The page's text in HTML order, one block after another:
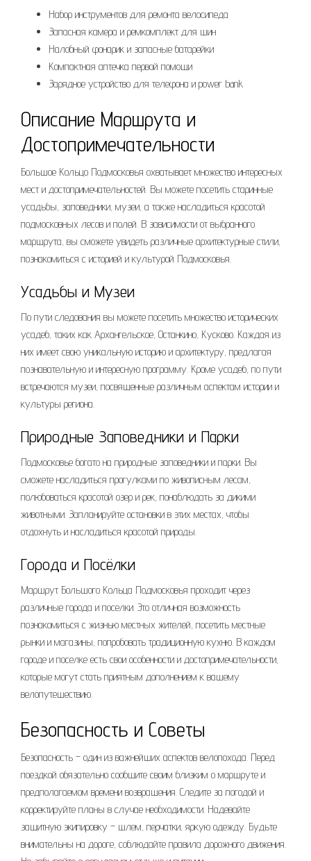
Набор инструментов для ремонта велосипеда
Запасная камера и ремкомплект для шин
Налобный фонарик и запасные батарейки
Компактная аптечка первой помощи
Зарядное устройство для телефона и power bank
Описание Маршрута и
Достопримечательности
Большое Кольцо Подмосковья охватывает множество интересных
мест и достопримечательностей. Вы можете посетить старинные
усадьбы, заповедники, музеи, а также насладиться красотой
подмосковных лесов и полей. В зависимости от выбранного
маршрута, вы сможете увидеть различные архитектурные стили,
познакомиться с историей и культурой Подмосковья.
Усадьбы и Музеи
По пути следования вы можете посетить множество исторических
усадеб, таких как Архангельское, Останкино, Кусково. Каждая из
них имеет свою уникальную историю и архитектуру, предлагая
познавательную и интересную программу. Кроме усадеб, по пути
встречаются музеи, посвященные различным аспектам истории и
культуры региона.
Природные Заповедники и Парки
Подмосковье богато на природные заповедники и парки. Вы
сможете насладиться прогулками по живописным лесам,
полюбоваться красотой озер и рек, понаблюдать за дикими
животными. Запланируйте остановки в этих местах, чтобы
отдохнуть и насладиться красотой природы.
Города и Посёлки
Маршрут Большого Кольца Подмосковья проходит через
различные города и поселки. Это отличная возможность
познакомиться с жизнью местных жителей, посетить местные
рынки и магазины, попробовать традиционную кухню. В каждом
городе и поселке есть свои особенности и достопримечательности,
которые могут стать приятным дополнением к вашему
велопутешествию.
Безопасность и Советы
Безопасность – один из важнейших аспектов велопохода. Перед
поездкой обязательно сообщите своим близким о маршруте и
предполагаемом времени возвращения. Следите за погодой и
корректируйте планы в случае необходимости. Надевайте
защитную экипировку – шлем, перчатки, яркую одежду. Будьте
внимательны на дороге, соблюдайте правила дорожного движения.